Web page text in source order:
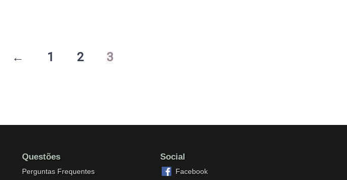
← 1 2 3
Questões
Perguntas Frequentes
Social
Facebook